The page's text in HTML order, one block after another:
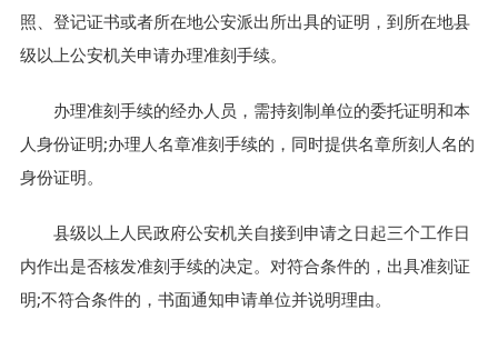
照、登记证书或者所在地公安派出所出具的证明，到所在地县
级以上公安机关申请办理准刻手续。
办理准刻手续的经办人员，需持刻制单位的委托证明和本
人身份证明;办理人名章准刻手续的，同时提供名章所刻人名的
身份证明。
县级以上人民政府公安机关自接到申请之日起三个工作日
内作出是否核发准刻手续的决定。对符合条件的，出具准刻证
明;不符合条件的，书面通知申请单位并说明理由。